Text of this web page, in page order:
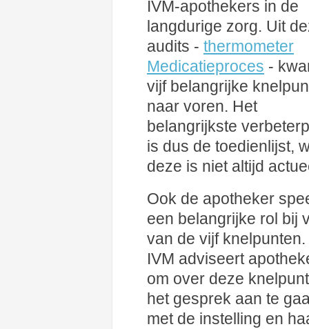
IVM-apothekers in de
langdurige zorg. Uit
audits - thermometer
Medicatieproces -
vijf belangrijke
naar voren. Het
belangrijkste
is dus de toedienlijst,
deze is niet altijd
Ook de apotheker
een belangrijke rol bij
van de vijf knelpunten.
IVM adviseert
om over deze
het gesprek aan te
met de instelling en